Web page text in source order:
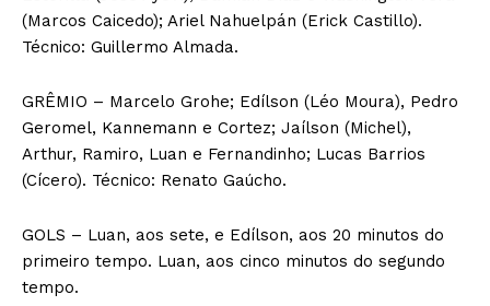
(Marcos Caicedo); Ariel Nahuelpán (Erick Castillo).
Técnico: Guillermo Almada.
GRÊMIO – Marcelo Grohe; Edílson (Léo Moura), Pedro
Geromel, Kannemann e Cortez; Jaílson (Michel),
Arthur, Ramiro, Luan e Fernandinho; Lucas Barrios
(Cícero). Técnico: Renato Gaúcho.
GOLS – Luan, aos sete, e Edílson, aos 20 minutos do
primeiro tempo. Luan, aos cinco minutos do segundo
tempo.